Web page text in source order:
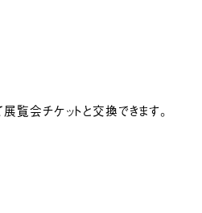
覧会チケットと交換できます。